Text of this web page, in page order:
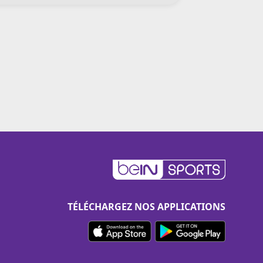
TÉLÉCHARGEZ NOS APPLICATIONS